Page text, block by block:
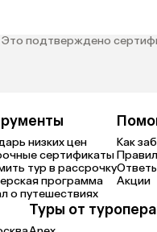
подтверждено
низких цен
сертификаты
тур в рассрочку
программа
о путешествиях
Как
Акции
Туры от